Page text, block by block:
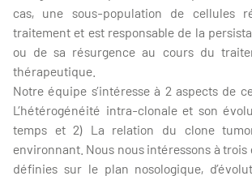
cas, une sous-population de cellules
traitement et est responsable de la
ou de sa résurgence au cours du
thérapeutique.
Notre équipe s’intéresse à 2 aspects de
L’hétérogénéité intra-clonale et son
temps et 2) La relation du clone
environnant. Nous nous intéressons à
définies sur le plan nosologique,